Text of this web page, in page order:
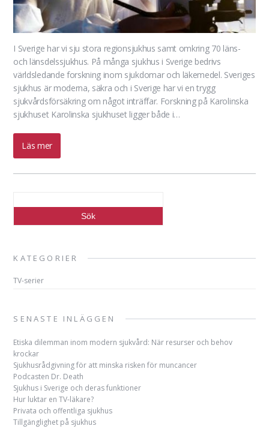
I Sverige har vi sju stora regionsjukhus samt omkring 70 läns-
och länsdelssjukhus. På många sjukhus i Sverige bedrivs
världsledande forskning inom sjukdomar och läkemedel. Sveriges
sjukhus är moderna, säkra och i Sverige har vi en trygg
sjukvårdsförsäkring om något inträffar. Forskning på Karolinska
sjukhuset Karolinska sjukhuset ligger både i…
Läs mer
KATEGORIER
TV-serier
SENASTE INLÄGGEN
Etiska dilemman inom modern sjukvård: När resurser och behov
krockar
Sjukhusrådgivning för att minska risken för muncancer
Podcasten Dr. Death
Sjukhus i Sverige och deras funktioner
Hur luktar en TV-läkare?
Privata och offentliga sjukhus
Tillgänglighet på sjukhus